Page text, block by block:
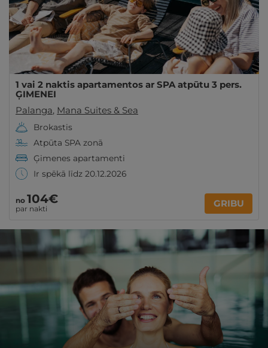
1 vai 2 naktis apartamentos ar SPA atpūtu 3 pers.
ĢIMENEI
Palanga, Mana Suites & Sea
Brokastis
Atpūta SPA zonā
Ģimenes apartamenti
Ir spēkā līdz 20.12.2026
no 104€
par nakti GRIBU